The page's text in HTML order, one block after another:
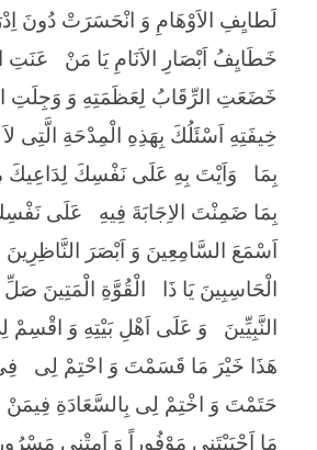
لَطايِفِ الاَوْهَامِ وَ انْحَسَرَتْ دُونَ
خَطَايِفُ اَبْصَارِ الاَنَامِ يَا مَنْ
عَنَتِ
خَضَعَتِ الرِّقَابُ لِعَظَمَتِهِ وَ وَجِلَتِ
خِيفَتِهِ اَسْئَلُكَ بِهَذِهِ الْمِدْحَةِ الَّتِى لاَ
بِمَا
وَاَيْتَ بِهِ عَلَى نَفْسِكَ لِدَاعِيكَ
بِمَا ضَمِنْتَ الاِجَابَةَ فِيهِ
عَلَى
اَسْمَعَ السَّامِعِينَ وَ اَبْصَرَ
الْحَاسِبِينَ يَا ذَا
الْقُوَّةِ الْمَتِينَ
النَّبِيِّينَ
وَ عَلَى اَهْلِ بَيْتِهِ وَ اقْسِمْ
هَذَا خَيْرَ مَا قَسَمْتَ وَ احْتِمْ لِى
حَتَمْتَ وَ اخْتِمْ لِى بِالسَّعَادَةِ
مَا اَحْيَيْتَنِى مَوْفُوراً وَ اَمِتْنِى